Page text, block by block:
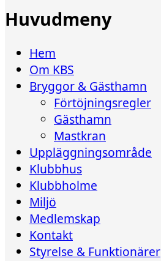
Huvudmeny
Hem
Om KBS
Bryggor & Gästhamn
Förtöjningsregler
Gästhamn
Mastkran
Uppläggningsområde
Klubbhus
Klubbholme
Miljö
Medlemskap
Kontakt
Styrelse & Funktionärer